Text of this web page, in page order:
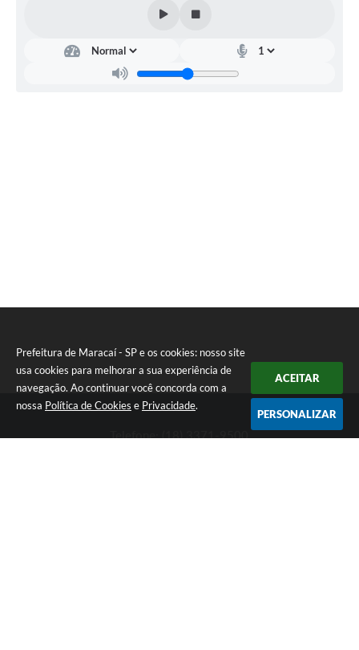
Prefeitura de Maracaí - SP e os cookies: nosso site
usa cookies para melhorar a sua experiência de
navegação. Ao continuar você concorda com a
nossa Política de Cookies e Privacidade.
ACEITAR
PERSONALIZAR
Telefone: (18) 3371-9500